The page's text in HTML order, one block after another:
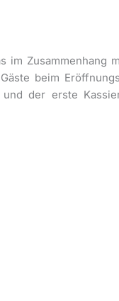
im Zusammenhang
beim
der erste